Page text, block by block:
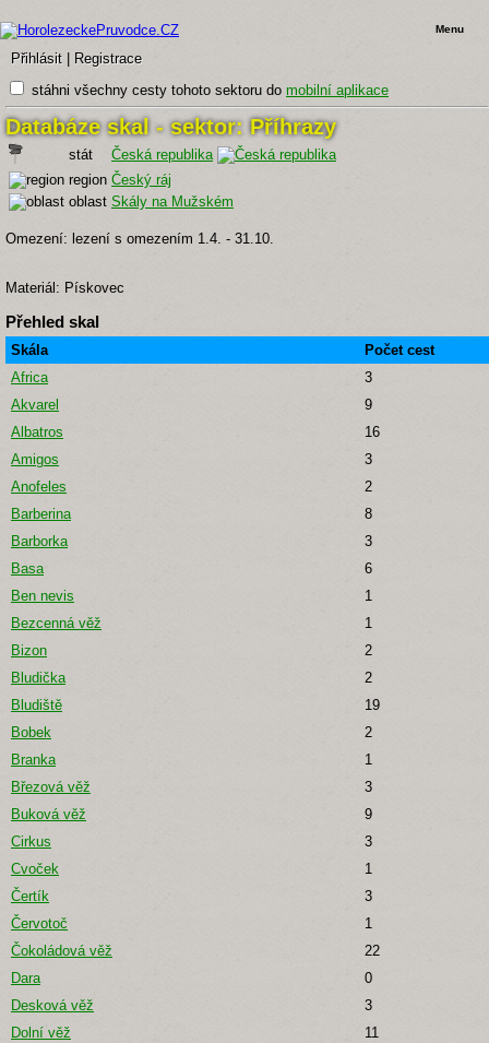
Přihlásit Registrace
Menu
stáhni všechny cesty tohoto sektoru do mobilní aplikace
Databáze skal - sektor: Příhrazy
stát
Česká republika
region Český ráj
oblast Skály na Mužském
Omezení: lezení s omezením 1.4. - 31.10.
Materiál: Pískovec
Přehled skal
Skála
Počet cest
Africa
3
Akvarel
9
Albatros
16
Amigos
3
Anofeles
2
Barberina
8
Barborka
3
Basa
6
Ben nevis
1
Bezcenná věž
1
Bizon
2
Bludička
2
Bludiště
19
Bobek
2
Branka
1
Březová věž
3
Buková věž
9
Cirkus
3
Cvoček
1
Čertík
3
Červotoč
1
Čokoládová věž
22
Dara
0
Desková věž
3
Dolní věž
11